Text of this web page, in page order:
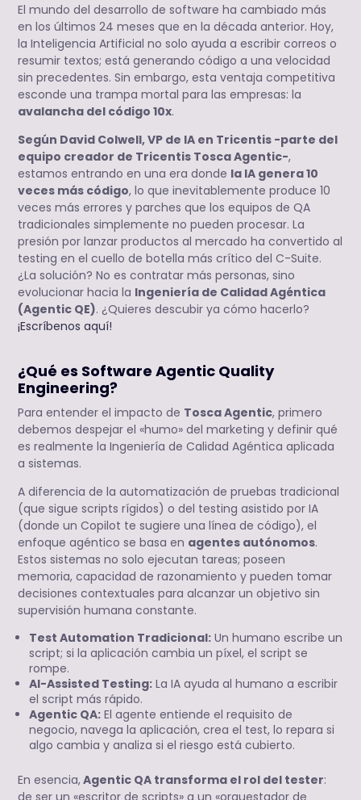
El mundo del desarrollo de software ha cambiado más
en los últimos 24 meses que en la década anterior. Hoy,
la Inteligencia Artificial no solo ayuda a escribir correos o
resumir textos; está generando código a una velocidad
sin precedentes. Sin embargo, esta ventaja competitiva
esconde una trampa mortal para las empresas: la
avalancha del código 10x.
Según David Colwell, VP de IA en Tricentis -parte del
equipo creador de Tricentis Tosca Agentic-,
estamos entrando en una era donde la IA genera 10
veces más código, lo que inevitablemente produce 10
veces más errores y parches que los equipos de QA
tradicionales simplemente no pueden procesar. La
presión por lanzar productos al mercado ha convertido al
testing en el cuello de botella más crítico del C-Suite.
¿La solución? No es contratar más personas, sino
evolucionar hacia la Ingeniería de Calidad Agéntica
(Agentic QE). ¿Quieres descubir ya cómo hacerlo?
¡Escríbenos aquí!
¿Qué es Software Agentic Quality
Engineering?
Para entender el impacto de Tosca Agentic, primero
debemos despejar el «humo» del marketing y definir qué
es realmente la Ingeniería de Calidad Agéntica aplicada
a sistemas.
A diferencia de la automatización de pruebas tradicional
(que sigue scripts rígidos) o del testing asistido por IA
(donde un Copilot te sugiere una línea de código), el
enfoque agéntico se basa en agentes autónomos.
Estos sistemas no solo ejecutan tareas; poseen
memoria, capacidad de razonamiento y pueden tomar
decisiones contextuales para alcanzar un objetivo sin
supervisión humana constante.
Test Automation Tradicional: Un humano escribe un
script; si la aplicación cambia un píxel, el script se
rompe.
AI-Assisted Testing: La IA ayuda al humano a escribir
el script más rápido.
Agentic QA: El agente entiende el requisito de
negocio, navega la aplicación, crea el test, lo repara si
algo cambia y analiza si el riesgo está cubierto.
En esencia,Agentic QA transforma el rol del tester:
de ser un «escritor de scripts» a un «orquestador de